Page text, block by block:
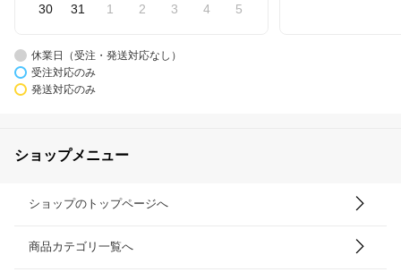
30 31 1 2 3 4 5
休業日（受注・発送対応なし）
受注対応のみ
発送対応のみ
ショップメニュー
ショップのトップページへ
商品カテゴリ一覧へ